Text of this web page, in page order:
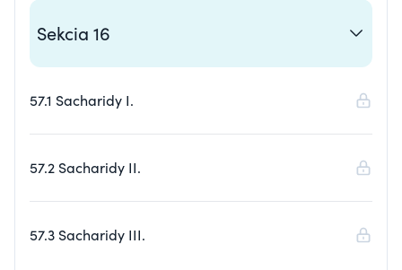
Sekcia 16
57.1 Sacharidy I.
57.2 Sacharidy II.
57.3 Sacharidy III.